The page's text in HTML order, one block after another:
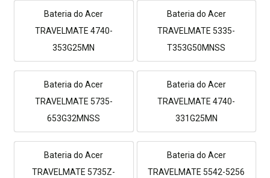
Bateria do Acer
TRAVELMATE 4740-
353G25MN
Bateria do Acer
TRAVELMATE 5335-
T353G50MNSS
Bateria do Acer
TRAVELMATE 5735-
653G32MNSS
Bateria do Acer
TRAVELMATE 4740-
331G25MN
Bateria do Acer
TRAVELMATE 5735Z-
Bateria do Acer
TRAVELMATE 5542-5256